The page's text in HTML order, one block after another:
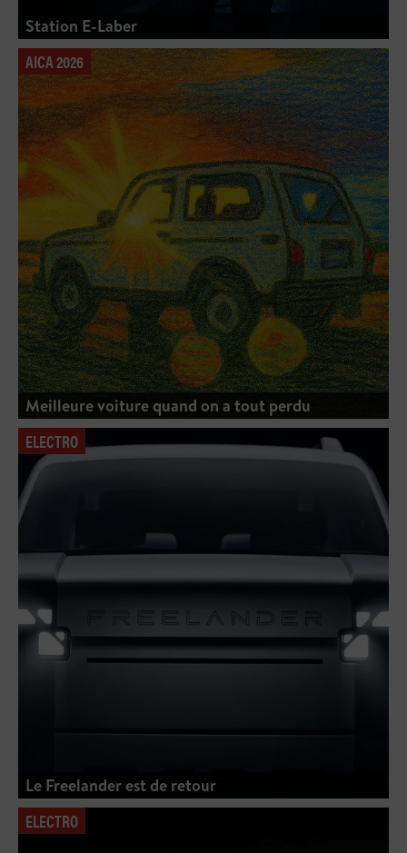
Station E-Laber
AICA 2026
Meilleure voiture quand on a tout perdu
ELECTRO
Le Freelander est de retour
ELECTRO